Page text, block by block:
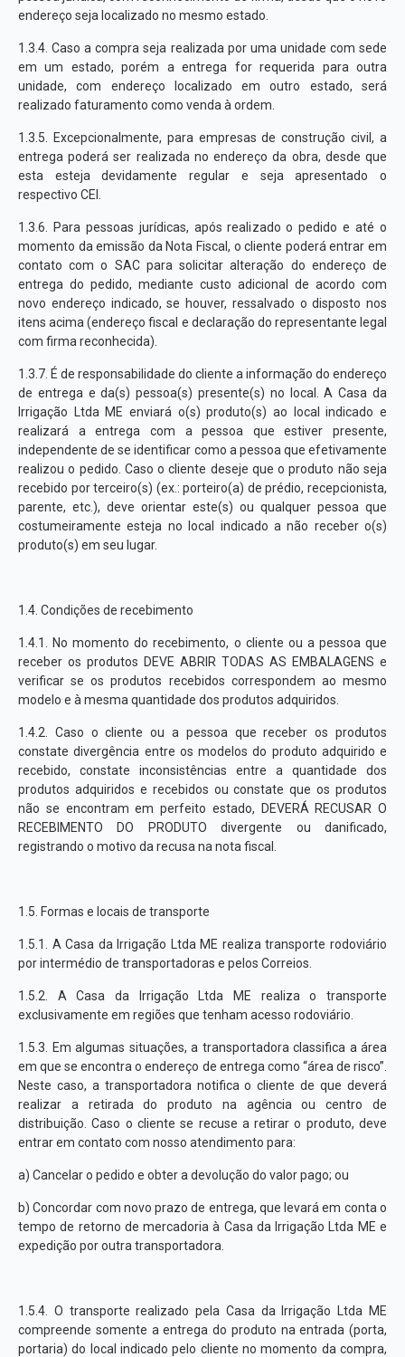
endereço seja localizado no mesmo estado.
1.3.4. Caso a compra seja realizada por uma unidade com sede
em um estado, porém a entrega for requerida para outra
unidade, com endereço localizado em outro estado, será
realizado faturamento como venda à ordem.
1.3.5. Excepcionalmente, para empresas de construção civil, a
entrega poderá ser realizada no endereço da obra, desde que
esta esteja devidamente regular e seja apresentado o
respectivo CEI.
1.3.6. Para pessoas jurídicas, após realizado o pedido e até o
momento da emissão da Nota Fiscal, o cliente poderá entrar em
contato com o SAC para solicitar alteração do endereço de
entrega do pedido, mediante custo adicional de acordo com
novo endereço indicado, se houver, ressalvado o disposto nos
itens acima (endereço fiscal e declaração do representante legal
com firma reconhecida).
1.3.7. É de responsabilidade do cliente a informação do endereço
de entrega e da(s) pessoa(s) presente(s) no local. A Casa da
Irrigação Ltda ME enviará o(s) produto(s) ao local indicado e
realizará a entrega com a pessoa que estiver presente,
independente de se identificar como a pessoa que efetivamente
realizou o pedido. Caso o cliente deseje que o produto não seja
recebido por terceiro(s) (ex.: porteiro(a) de prédio, recepcionista,
parente, etc.), deve orientar este(s) ou qualquer pessoa que
costumeiramente esteja no local indicado a não receber o(s)
produto(s) em seu lugar.
1.4. Condições de recebimento
1.4.1. No momento do recebimento, o cliente ou a pessoa que
receber os produtos DEVE ABRIR TODAS AS EMBALAGENS e
verificar se os produtos recebidos correspondem ao mesmo
modelo e à mesma quantidade dos produtos adquiridos.
1.4.2. Caso o cliente ou a pessoa que receber os produtos
constate divergência entre os modelos do produto adquirido e
recebido, constate inconsistências entre a quantidade dos
produtos adquiridos e recebidos ou constate que os produtos
não se encontram em perfeito estado, DEVERÁ RECUSAR O
RECEBIMENTO DO PRODUTO divergente ou danificado,
registrando o motivo da recusa na nota fiscal.
1.5. Formas e locais de transporte
1.5.1. A Casa da Irrigação Ltda ME realiza transporte rodoviário
por intermédio de transportadoras e pelos Correios.
1.5.2. A Casa da Irrigação Ltda ME realiza o transporte
exclusivamente em regiões que tenham acesso rodoviário.
1.5.3. Em algumas situações, a transportadora classifica a área
em que se encontra o endereço de entrega como “área de risco”.
Neste caso, a transportadora notifica o cliente de que deverá
realizar a retirada do produto na agência ou centro de
distribuição. Caso o cliente se recuse a retirar o produto, deve
entrar em contato com nosso atendimento para:
a) Cancelar o pedido e obter a devolução do valor pago; ou
b) Concordar com novo prazo de entrega, que levará em conta o
tempo de retorno de mercadoria à Casa da Irrigação Ltda ME e
expedição por outra transportadora.
1.5.4. O transporte realizado pela Casa da Irrigação Ltda ME
compreende somente a entrega do produto na entrada (porta,
portaria) do local indicado pelo cliente no momento da compra,